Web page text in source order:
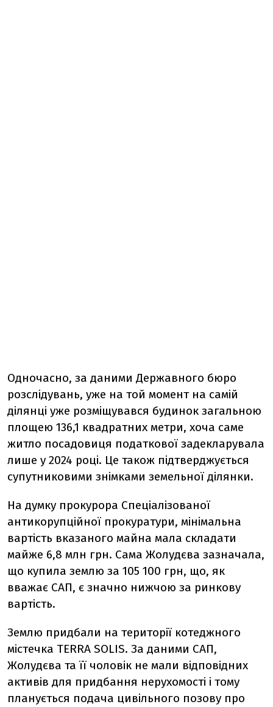
Одночасно, за даними Державного бюро
розслідувань, уже на той момент на самій
ділянці уже розміщувався будинок загальною
площею 136,1 квадратних метри, хоча саме
житло посадовиця податкової задекларувала
лише у 2024 році. Це також підтверджується
супутниковими знімками земельної ділянки.
На думку прокурора Спеціалізованої
антикорупційної прокуратури, мінімальна
вартість вказаного майна мала складати
майже 6,8 млн грн. Сама Жолудєва зазначала,
що купила землю за 105 100 грн, що, як
вважає САП, є значно нижчою за ринкову
вартість.
Землю придбали на території котеджного
містечка TERRA SOLIS. За даними САП,
Жолудєва та її чоловік не мали відповідних
активів для придбання нерухомості і тому
планується подача цивільного позову про